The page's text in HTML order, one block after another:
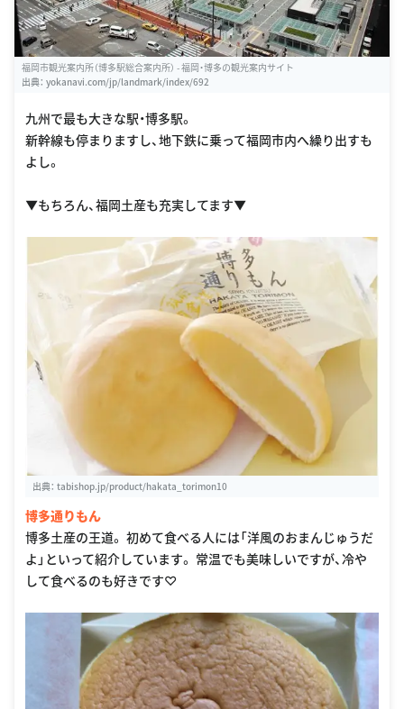
福岡市観光案内所（博多駅総合案内所） - 福岡・博多の観光案内サイト
出典： yokanavi.com/jp/landmark/index/692
九州で最も大きな駅・博多駅。
新幹線も停まりますし、地下鉄に乗って福岡市内へ繰り出すも
よし。
▼もちろん、福岡土産も充実してます▼
出典： tabishop.jp/product/hakata_torimon10
博多通りもん
博多土産の王道。 初めて食べる人には「洋風のおまんじゅうだ
よ」といって紹介しています。 常温でも美味しいですが、冷や
して食べるのも好きです♡